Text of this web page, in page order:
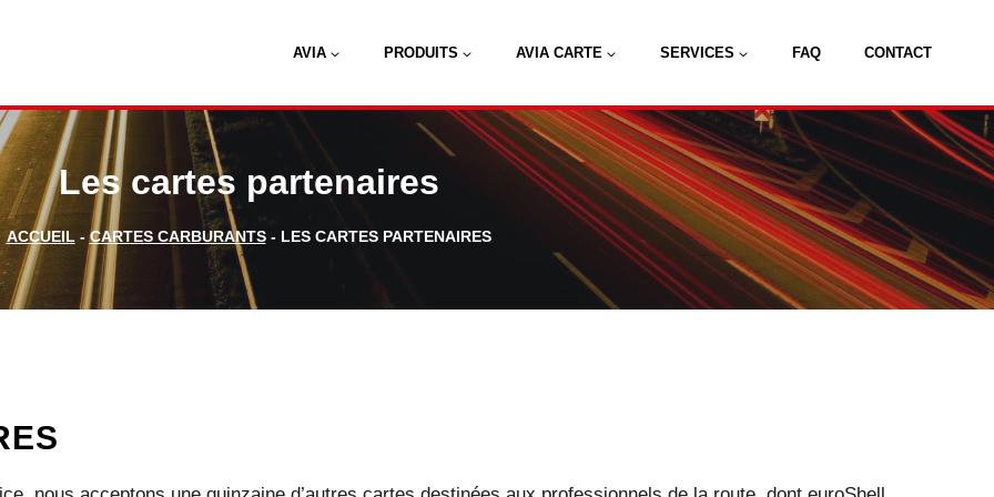
AVIA PRODUITS AVIA CARTE SERVICES FAQ CONTACT
Les cartes partenaires
ACCUEIL -CARTES CARBURANTS- LES CARTES PARTENAIRES